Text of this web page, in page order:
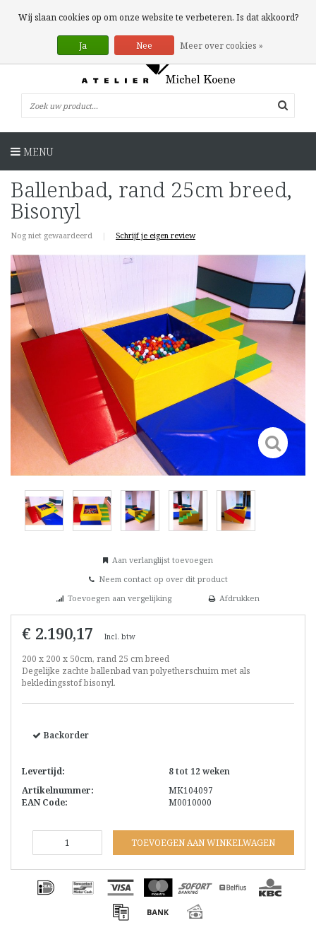
0 Artikelen
MENU
Ballenbad, rand 25cm breed,
Bisonyl
Nog niet gewaardeerd | Schrijf je eigen review
Aan verlanglijst toevoegen
Neem contact op over dit product
Toevoegen aan vergelijking
Afdrukken
€ 2.190,17 Incl. btw
200 x 200 x 50cm, rand 25 cm breed
Degelijke zachte ballenbad van polyetherschuim met als
bekledingsstof bisonyl.
Backorder
Levertijd:
8 tot 12 weken
Artikelnummer:
MK104097
EAN Code:
M0010000
TOEVOEGEN AAN WINKELWAGEN
Wij slaan cookies op om onze website te verbeteren. Is dat akkoord?
Ja Nee Meer over cookies »